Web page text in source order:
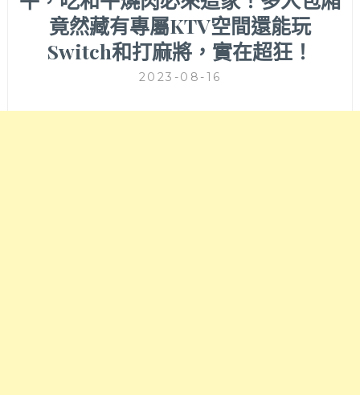
竟然藏有專屬KTV空間還能玩
Switch和打麻將，實在超狂！
2023-08-16